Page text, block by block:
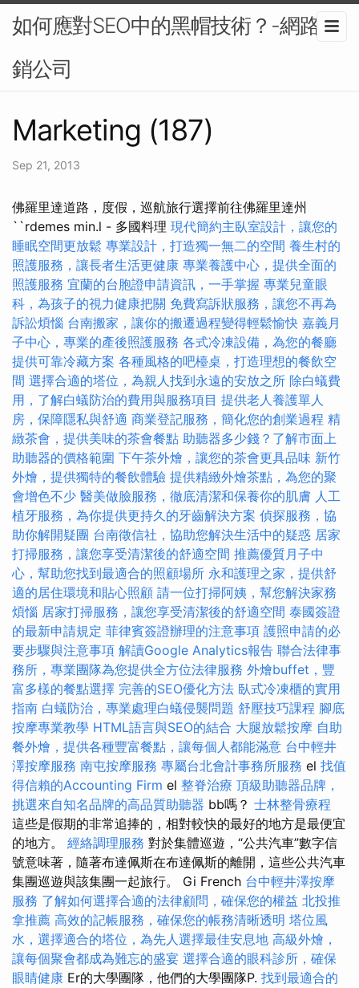
如何應對SEO中的黑帽技術？-網路行
銷公司
Marketing (187)
Sep 21, 2013
佛羅里達道路，度假，巡航旅行選擇前往佛羅里達州
``rdemes min.l - 多國料理 現代簡約主臥室設計，讓您的
睡眠空間更放鬆 專業設計，打造獨一無二的空間 養生村的
照護服務，讓長者生活更健康 專業養護中心，提供全面的
照護服務 宜蘭的台胞證申請資訊，一手掌握 專業兒童眼
科，為孩子的視力健康把關 免費寫訴狀服務，讓您不再為
訴訟煩惱 台南搬家，讓你的搬遷過程變得輕鬆愉快 嘉義月
子中心，專業的產後照護服務 各式冷凍設備，為您的餐廳
提供可靠冷藏方案 各種風格的吧檯桌，打造理想的餐飲空
間 選擇合適的塔位，為親人找到永遠的安放之所 除白蟻費
用，了解白蟻防治的費用與服務項目 提供老人養護單人
房，保障隱私與舒適 商業登記服務，簡化您的創業過程 精
緻茶會，提供美味的茶會餐點 助聽器多少錢？了解市面上
助聽器的價格範圍 下午茶外燴，讓您的茶會更具品味 新竹
外燴，提供獨特的餐飲體驗 提供精緻外燴茶點，為您的聚
會增色不少 醫美做臉服務，徹底清潔和保養你的肌膚 人工
植牙服務，為你提供更持久的牙齒解決方案 偵探服務，協
助你解開疑團 台南徵信社，協助您解決生活中的疑惑 居家
打掃服務，讓您享受清潔後的舒適空間 推薦優質月子中
心，幫助您找到最適合的照顧場所 永和護理之家，提供舒
適的居住環境和貼心照顧 請一位打掃阿姨，幫您解決家務
煩惱 居家打掃服務，讓您享受清潔後的舒適空間 泰國簽證
的最新申請規定 菲律賓簽證辦理的注意事項 護照申請的必
要步驟與注意事項 解讀Google Analytics報告 聯合法律事
務所，專業團隊為您提供全方位法律服務 外燴buffet，豐
富多樣的餐點選擇 完善的SEO優化方法 臥式冷凍櫃的實用
指南 白蟻防治，專業處理白蟻侵襲問題 舒壓技巧課程 腳底
按摩專業教學 HTML語言與SEO的結合 大腿放鬆按摩 自助
餐外燴，提供各種豐富餐點，讓每個人都能滿意 台中輕井
澤按摩服務 南屯按摩服務 專屬台北會計事務所服務 el 找值
得信賴的Accounting Firm el 整脊治療 頂級助聽器品牌，
挑選來自知名品牌的高品質助聽器 bb嗎？ 士林整骨療程
這些是假期的非常追捧的，相對較快的最好的地方是最便宜
的地方。 經絡調理服務 對於集體巡遊，“公共汽車”數字信
號意味著，隨著布達佩斯在布達佩斯的離開，這些公共汽車
集團巡遊與該集團一起旅行。 Gi French 台中輕井澤按摩
服務 了解如何選擇合適的法律顧問，確保您的權益 北投推
拿推薦 高效的記帳服務，確保您的帳務清晰透明 塔位風
水，選擇適合的塔位，為先人選擇最佳安息地 高級外燴，
讓每個聚會都成為難忘的盛宴 選擇合適的眼科診所，確保
眼睛健康 Er的大學團隊，他們的大學團隊P. 找到最適合的